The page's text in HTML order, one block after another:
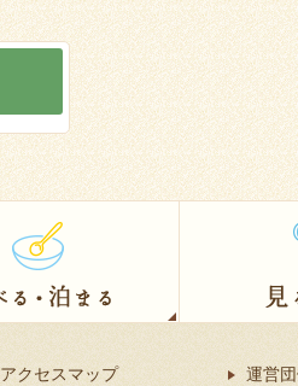
アクセスマップ
運営